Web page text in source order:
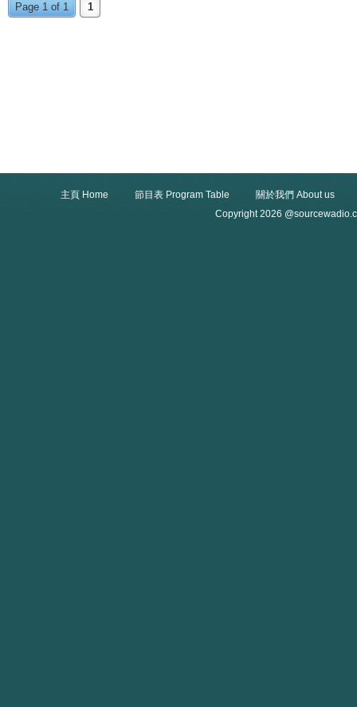
Page 1 of 1 1
主頁 Home 節目表 Program Table
關於我們 About us
Copyright 2026